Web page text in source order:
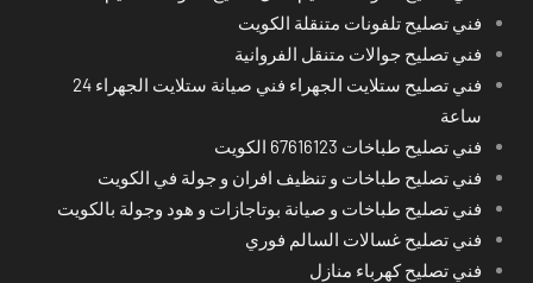
فني تصليح تلفونات متنقلة الكويت
فني تصليح جوالات متنقل الفروانية
فني تصليح ستلايت الجهراء فني صيانة ستلايت الجهراء 24
ساعة
فني تصليح طباخات 67616123 الكويت
فني تصليح طباخات و تنظيف افران و جولة في الكويت
فني تصليح طباخات و صيانة بوتاجازات و هود وجولة بالكويت
فني تصليح غسالات السالم فوري
فني تصليح كهرباء منازل